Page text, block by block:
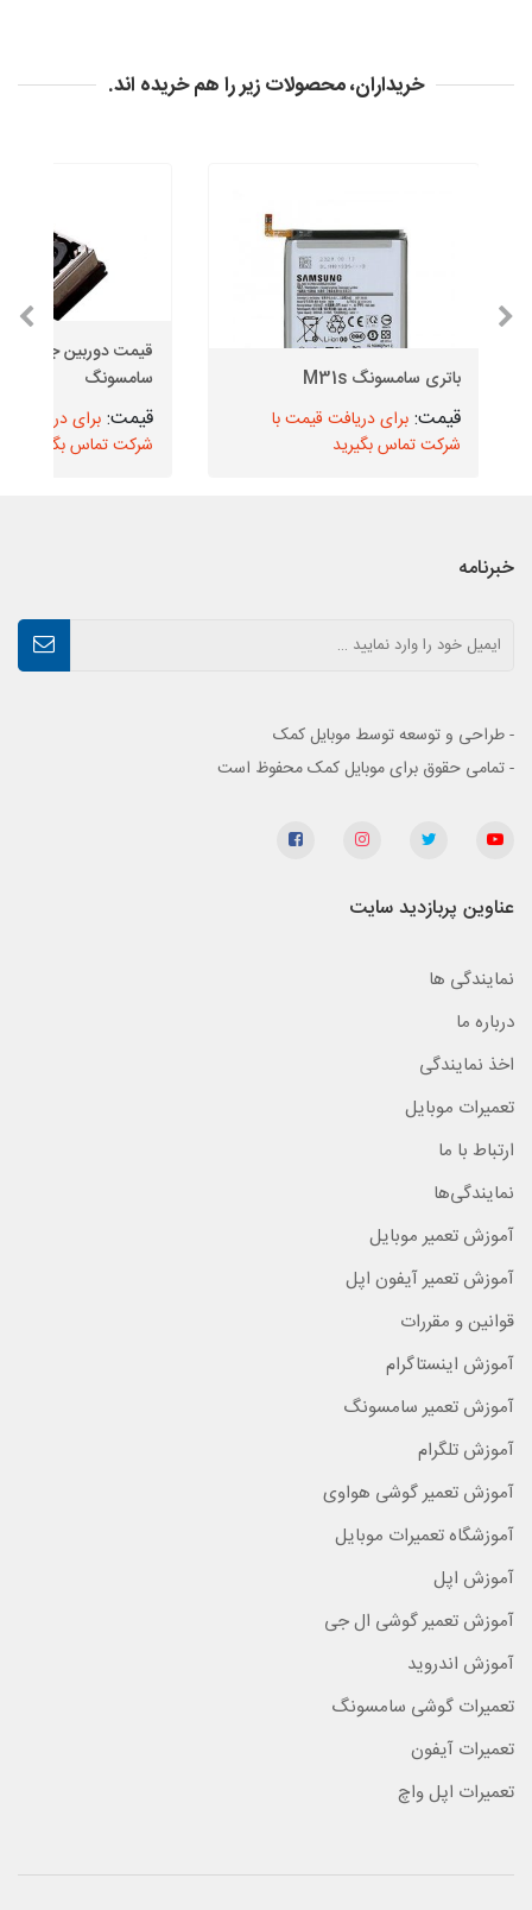
خریداران، محصولات زیر را هم خریده اند.
باتری سامسونگ M31s
برای دریافت قیمت با
شرکت تماس بگیرید
سامسونگ
برای دریافت
شرکت تماس بگیرید
خبرنامه
- طراحی و توسعه توسط موبایل کمک
- تمامی حقوق برای موبایل کمک محفوظ است
عناوین پربازدید سایت
نمایندگی ها
درباره ما
اخذ نمایندگی
تعمیرات موبایل
ارتباط با ما
نمایندگی‌ها
آموزش تعمیر موبایل
آموزش تعمیر آیفون اپل
قوانین و مقررات
آموزش اینستاگرام
آموزش تعمیر سامسونگ
آموزش تلگرام
آموزش تعمیر گوشی هواوی
آموزشگاه تعمیرات موبایل
آموزش اپل
آموزش تعمیر گوشی ال جی
آموزش اندروید
تعمیرات گوشی سامسونگ
تعمیرات آیفون
تعمیرات اپل واچ